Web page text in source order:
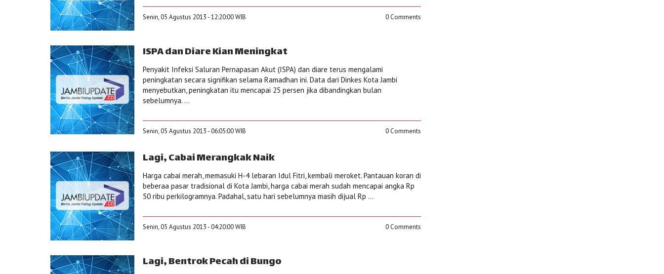
Senin, 05 Agustus 2013 - 12:20:00 WIB 0 Comments
ISPA dan Diare Kian Meningkat
Penyakit Infeksi Saluran Pernapasan Akut (ISPA) dan diare terus mengalami
peningkatan secara signifikan selama Ramadhan ini. Data dari Dinkes Kota Jambi
menyebutkan, peningkatan itu mencapai 25 persen jika dibandingkan bulan
sebelumnya. ...
Senin, 05 Agustus 2013 - 06:05:00 WIB 0 Comments
Lagi, Cabai Merangkak Naik
Harga cabai merah, memasuki H-4 lebaran Idul Fitri, kembali meroket. Pantauan koran di
beberaa pasar tradisional di Kota Jambi, harga cabai merah sudah mencapai angka Rp
50 ribu perkilogramnya. Padahal, satu hari sebelumnya masih dijual Rp ...
Senin, 05 Agustus 2013 - 04:20:00 WIB 0 Comments
Lagi, Bentrok Pecah di Bungo